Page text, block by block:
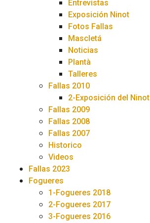
Entrevistas
Exposición Ninot
Fotos Fallas
Mascletá
Noticias
Plantà
Talleres
Fallas 2010
2-Exposición del Ninot
Fallas 2009
Fallas 2008
Fallas 2007
Historico
Videos
Fallas 2023
Fogueres
1-Fogueres 2018
2-Fogueres 2017
3-Fogueres 2016